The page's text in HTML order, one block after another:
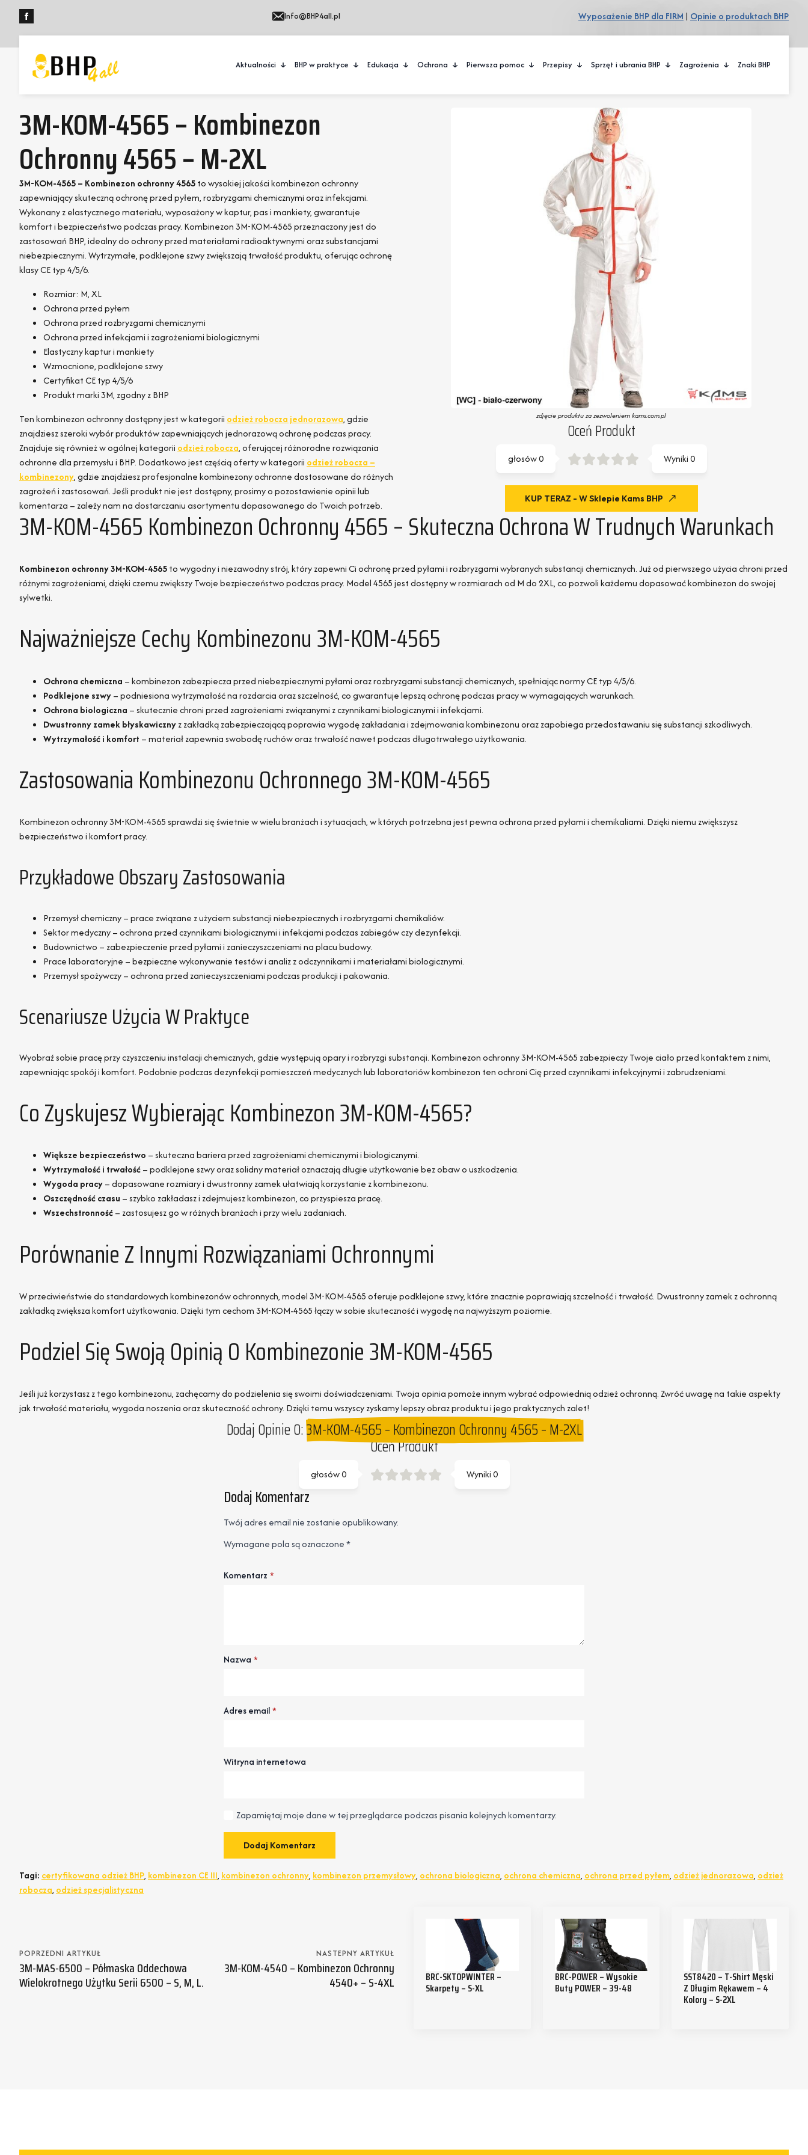
Info@BHP4all.pl Wyposażenie BHP dla FIRM | Opinie o produktach BHP
Aktualności BHP w praktyce Edukacja Ochrona Pierwsza pomoc Przepisy Sprzęt i ubrania BHP Zagrożenia Znaki BHP
3M-KOM-4565 – Kombinezon
Ochronny 4565 – M-2XL
3M-KOM-4565 – Kombinezon ochronny 4565to wysokiej jakości kombinezon ochronny
zapewniający skuteczną ochronę przed pyłem, rozbryzgami chemicznymi oraz infekcjami.
Wykonany z elastycznego materiału, wyposażony w kaptur, pas i mankiety, gwarantuje
komfort i bezpieczeństwo podczas pracy. Kombinezon 3M-KOM-4565 przeznaczony jest do
zastosowań BHP, idealny do ochrony przed materiałami radioaktywnymi oraz substancjami
niebezpiecznymi. Wytrzymałe, podklejone szwy zwiększają trwałość produktu, oferując ochronę
klasy CE typ 4/5/6.
Rozmiar: M, XL
Ochrona przed pyłem
Ochrona przed rozbryzgami chemicznymi
Ochrona przed infekcjami i zagrożeniami biologicznymi
Elastyczny kaptur i mankiety
Wzmocnione, podklejone szwy
Certyfikat CE typ 4/5/6
Produkt marki 3M, zgodny z BHP
Ten kombinezon ochronny dostępny jest w kategorii odzież robocza jednorazowa, gdzie
znajdziesz szeroki wybór produktów zapewniających jednorazową ochronę podczas pracy.
Znajduje się również w ogólnej kategorii odzież robocza, oferującej różnorodne rozwiązania
ochronne dla przemysłu i BHP. Dodatkowo jest częścią oferty w kategorii odzież robocza –
kombinezony, gdzie znajdziesz profesjonalne kombinezony ochronne dostosowane do różnych
zagrożeń i zastosowań. Jeśli produkt nie jest dostępny, prosimy o pozostawienie opinii lub
komentarza – zależy nam na dostarczaniu asortymentu dopasowanego do Twoich potrzeb.
zdjęcie produktu za zezwoleniem kams.com.pl
Oceń Produkt
Wyniki0
głosów0
KUP TERAZ - W Sklepie Kams BHP
3M-KOM-4565 Kombinezon Ochronny 4565 – Skuteczna Ochrona W Trudnych Warunkach
Kombinezon ochronny 3M-KOM-4565to wygodny i niezawodny strój, który zapewni Ci ochronę przed pyłami i rozbryzgami wybranych substancji chemicznych. Już od pierwszego użycia chroni przed
różnymi zagrożeniami, dzięki czemu zwiększy Twoje bezpieczeństwo podczas pracy. Model 4565 jest dostępny w rozmiarach od M do 2XL, co pozwoli każdemu dopasować kombinezon do swojej
sylwetki.
Najważniejsze Cechy Kombinezonu 3M-KOM-4565
Ochrona chemiczna – kombinezon zabezpiecza przed niebezpiecznymi pyłami oraz rozbryzgami substancji chemicznych, spełniając normy CE typ 4/5/6.
Podklejone szwy– podniesiona wytrzymałość na rozdarcia oraz szczelność, co gwarantuje lepszą ochronę podczas pracy w wymagających warunkach.
Ochrona biologiczna – skutecznie chroni przed zagrożeniami związanymi z czynnikami biologicznymi i infekcjami.
Dwustronny zamek błyskawicznyz zakładką zabezpieczającą poprawia wygodę zakładania i zdejmowania kombinezonu oraz zapobiega przedostawaniu się substancji szkodliwych.
Wytrzymałość i komfort – materiał zapewnia swobodę ruchów oraz trwałość nawet podczas długotrwałego użytkowania.
Zastosowania Kombinezonu Ochronnego 3M-KOM-4565
Kombinezon ochronny 3M-KOM-4565 sprawdzi się świetnie w wielu branżach i sytuacjach, w których potrzebna jest pewna ochrona przed pyłami i chemikaliami. Dzięki niemu zwiększysz
bezpieczeństwo i komfort pracy.
Przykładowe Obszary Zastosowania
Przemysł chemiczny – prace związane z użyciem substancji niebezpiecznych i rozbryzgami chemikaliów.
Sektor medyczny – ochrona przed czynnikami biologicznymi i infekcjami podczas zabiegów czy dezynfekcji.
Budownictwo – zabezpieczenie przed pyłami i zanieczyszczeniami na placu budowy.
Prace laboratoryjne – bezpieczne wykonywanie testów i analiz z odczynnikami i materiałami biologicznymi.
Przemysł spożywczy – ochrona przed zanieczyszczeniami podczas produkcji i pakowania.
Scenariusze Użycia W Praktyce
Wyobraź sobie pracę przy czyszczeniu instalacji chemicznych, gdzie występują opary i rozbryzgi substancji. Kombinezon ochronny 3M-KOM-4565 zabezpieczy Twoje ciało przed kontaktem z nimi,
zapewniając spokój i komfort. Podobnie podczas dezynfekcji pomieszczeń medycznych lub laboratoriów kombinezon ten ochroni Cię przed czynnikami infekcyjnymi i zabrudzeniami.
Co Zyskujesz Wybierając Kombinezon 3M-KOM-4565?
Większe bezpieczeństwo – skuteczna bariera przed zagrożeniami chemicznymi i biologicznymi.
Wytrzymałość i trwałość– podklejone szwy oraz solidny materiał oznaczają długie użytkowanie bez obaw o uszkodzenia.
Wygoda pracy– dopasowane rozmiary i dwustronny zamek ułatwiają korzystanie z kombinezonu.
Oszczędność czasu – szybko zakładasz i zdejmujesz kombinezon, co przyspiesza pracę.
Wszechstronność– zastosujesz go w różnych branżach i przy wielu zadaniach.
Porównanie Z Innymi Rozwiązaniami Ochronnymi
W przeciwieństwie do standardowych kombinezonów ochronnych, model 3M-KOM-4565 oferuje podklejone szwy, które znacznie poprawiają szczelność i trwałość. Dwustronny zamek z ochronną
zakładką zwiększa komfort użytkowania. Dzięki tym cechom 3M-KOM-4565 łączy w sobie skuteczność i wygodę na najwyższym poziomie.
Podziel Się Swoją Opinią O Kombinezonie 3M-KOM-4565
Jeśli już korzystasz z tego kombinezonu, zachęcamy do podzielenia się swoimi doświadczeniami. Twoja opinia pomoże innym wybrać odpowiednią odzież ochronną. Zwróć uwagę na takie aspekty
jak trwałość materiału, wygoda noszenia oraz skuteczność ochrony. Dzięki temu wszyscy zyskamy lepszy obraz produktu i jego praktycznych zalet!
Dodaj Opinie O:3M-KOM-4565 – Kombinezon Ochronny 4565 – M-2XL
Oceń Produkt
Wyniki0
głosów0
Dodaj Komentarz
Twój adres email nie zostanie opublikowany.
Wymagane pola są oznaczone*
Komentarz *
Nazwa *
Adres email*
Witryna internetowa
Zapamiętaj moje dane w tej przeglądarce podczas pisania kolejnych komentarzy.
Tagi: certyfikowana odzież BHP, kombinezon CE III, kombinezon ochronny, kombinezon przemysłowy, ochrona biologiczna, ochrona chemiczna, ochrona przed pyłem, odzież jednorazowa, odzież
robocza, odzież specjalistyczna
POPRZEDNI ARTYKUŁ
3M-MAS-6500 – Półmaska Oddechowa
Wielokrotnego Użytku Serii 6500 – S, M, L.
NASTEPNY ARTYKUŁ
3M-KOM-4540 – Kombinezon Ochronny
4540+ – S-4XL BRC-SKTOPWINTER –
Skarpety – S-XL
BRC-POWER – Wysokie
Buty POWER – 39-48
SST8420 – T-Shirt Męski
Z Długim Rękawem – 4
Kolory – S-2XL